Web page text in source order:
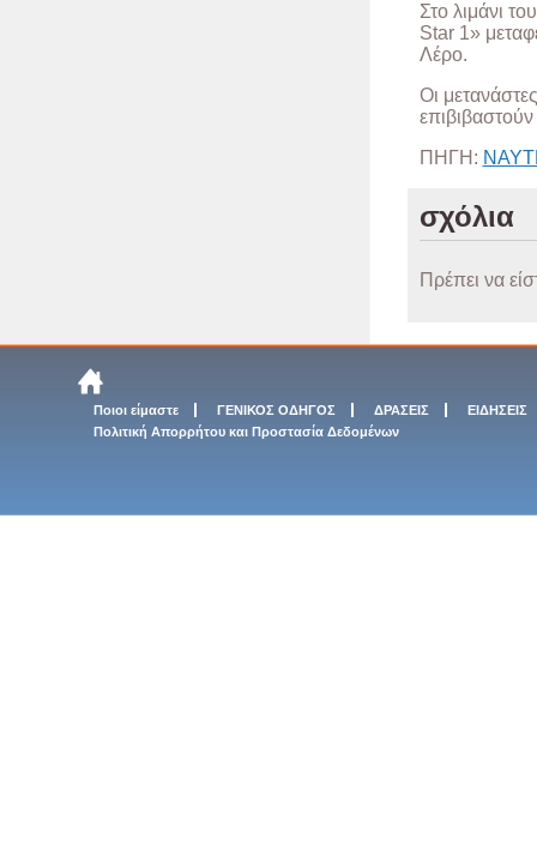
Στο λιμάνι
Star 1»
Λέρο.
Οι
ΠΗΓΗ:
σχόλια
Πρέπει να
Ποιοι είμαστε ΓΕΝΙΚΟΣ ΟΔΗΓΟΣ ΔΡΑΣΕΙΣ
ΕΙΔΗΣΕΙΣ
Πολιτική Απορρήτου και Προστασία Δεδομένων